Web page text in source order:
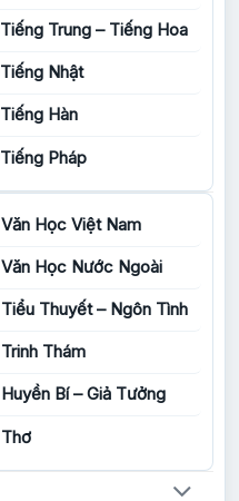
Tiếng Trung – Tiếng Hoa
Tiếng Nhật
Tiếng Hàn
Tiếng Pháp
Văn Học Việt Nam
Văn Học Nước Ngoài
Tiểu Thuyết – Ngôn Tình
Trinh Thám
Huyền Bí – Giả Tưởng
Thơ